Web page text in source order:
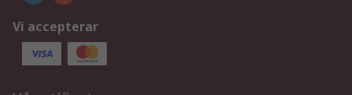
Vi accepterar